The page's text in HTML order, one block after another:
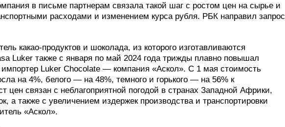
в письме партнерам связала такой шаг с ростом цен на сырье и
расходами и изменением курса рубля. РБК направил запрос
какао-продуктов и шоколада, из которого изготавливаются
Luker также с января по май 2024 года трижды плавно повышал
Luker Chocolate — компания «Аскол». С 1 мая стоимость
на 4%, белого — на 48%, темного и горького — на 56% к
цен связан с неблагоприятной погодой в странах Западной Африки,
а также с увеличением издержек производства и транспортировки
«Аскол».